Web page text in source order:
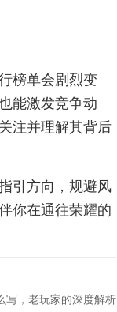
榜单会剧烈变
能激发竞争动
注并理解其背后
引方向，规避风
你在通往荣耀的
写，老玩家的深度解析